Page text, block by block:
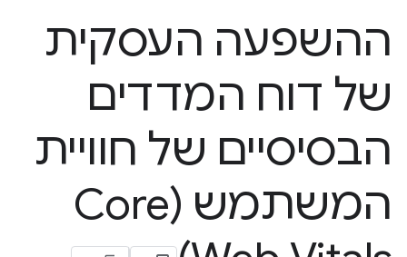
ההשפעה העסקית
של דוח המדדים
הבסיסיים של חוויית
המשתמש (Core